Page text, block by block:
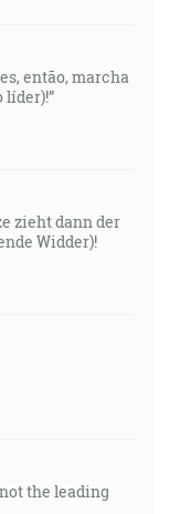
então, marcha
zieht dann der
Widder)!
the leading